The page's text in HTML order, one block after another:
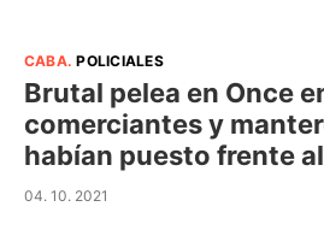
CABA.POLICIALES
Brutal pelea en Once
comerciantes y
habían puesto frente
04. 10. 2021